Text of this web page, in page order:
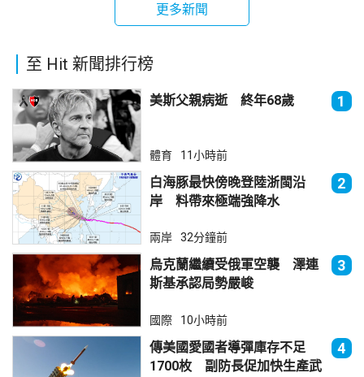
更多新聞
至 Hit 新聞排行榜
美斯父親病逝 終年68歲 1
體育 11小時前
白海豚最快傍晚登陸浙閩沿
岸 料帶來極端強降水
2
兩岸 32分鐘前
烏克蘭繼續受俄軍空襲 澤連
斯基承認局勢嚴峻
3
國際 10小時前
傳美國愛國者導彈庫存不足
1700枚 副防長促加快生產武
4